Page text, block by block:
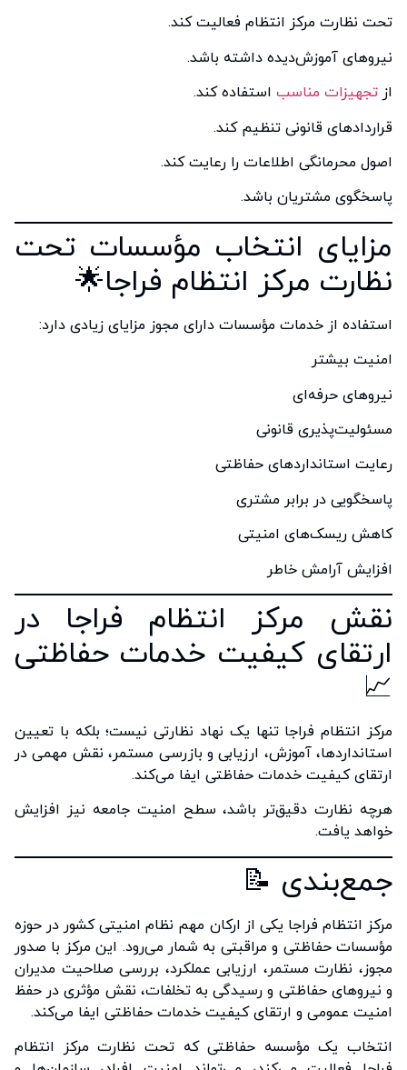
تحت نظارت مرکز انتظام فعالیت کند.
نیروهای آموزش‌دیده داشته باشد.
از تجهیزات مناسب استفاده کند.
قراردادهای قانونی تنظیم کند.
اصول محرمانگی اطلاعات را رعایت کند.
پاسخگوی مشتریان باشد.
مزایای انتخاب مؤسسات تحت
نظارت مرکز انتظام فراجا🌟
استفاده از خدمات مؤسسات دارای مجوز مزایای زیادی دارد:
امنیت بیشتر
نیروهای حرفه‌ای
مسئولیت‌پذیری قانونی
رعایت استانداردهای حفاظتی
پاسخگویی در برابر مشتری
کاهش ریسک‌های امنیتی
افزایش آرامش خاطر
نقش مرکز انتظام فراجا در
ارتقای کیفیت خدمات حفاظتی
📈
مرکز انتظام فراجا تنها یک نهاد نظارتی نیست؛ بلکه با تعیین
استانداردها، آموزش، ارزیابی و بازرسی مستمر، نقش مهمی در
ارتقای کیفیت خدمات حفاظتی ایفا می‌کند.
هرچه نظارت دقیق‌تر باشد، سطح امنیت جامعه نیز افزایش
خواهد یافت.
جمع‌بندی 📝
مرکز انتظام فراجا یکی از ارکان مهم نظام امنیتی کشور در حوزه
مؤسسات حفاظتی و مراقبتی به شمار می‌رود. این مرکز با صدور
مجوز، نظارت مستمر، ارزیابی عملکرد، بررسی صلاحیت مدیران
و نیروهای حفاظتی و رسیدگی به تخلفات، نقش مؤثری در حفظ
امنیت عمومی و ارتقای کیفیت خدمات حفاظتی ایفا می‌کند.
انتخاب یک مؤسسه حفاظتی که تحت نظارت مرکز انتظام